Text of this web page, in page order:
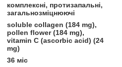
комплексні, протизапальні,
загальнозміцнюючі
soluble collagen (184 mg),
pollen flower (184 mg),
vitamin C (ascorbic acid) (24
mg)
36 міс